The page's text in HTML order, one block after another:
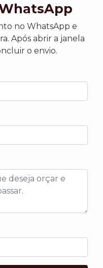
no WhatsApp e
Após abrir a janela
o envio.